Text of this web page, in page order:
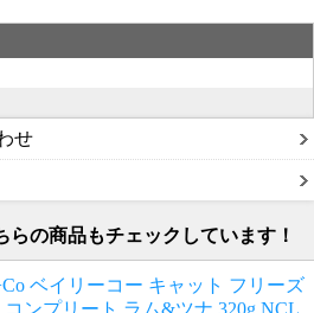
せ
らの商品もチェックしています！
ベイリーコー キャット フリーズ
コンプリート ラム&ツナ 320g NCL